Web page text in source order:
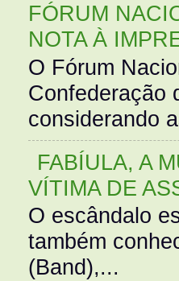
FÓRUM
NOTA À
O Fórum
Confederação
considerando
FABÍULA, A
VÍTIMA DE
O escândalo
também
(Band),...